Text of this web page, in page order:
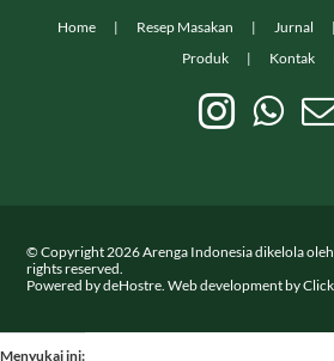
Produk
Kontak
Powered bydeHostre. Web development by
Menyukai ini: